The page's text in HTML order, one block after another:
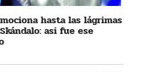
hasta las lágrimas
asi fue ese